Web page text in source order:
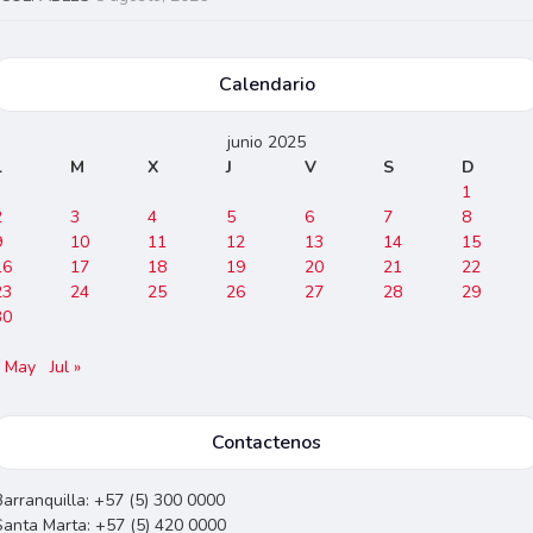
Calendario
junio 2025
M X J V S
D
1
3 4 5 6 7
8
10 11 12 13 14
15
17 18 19 20 21
22
24 25 26 27 28
29
May Jul »
Contactenos
+57 (5) 300 0000
Marta: +57 (5) 420 0000